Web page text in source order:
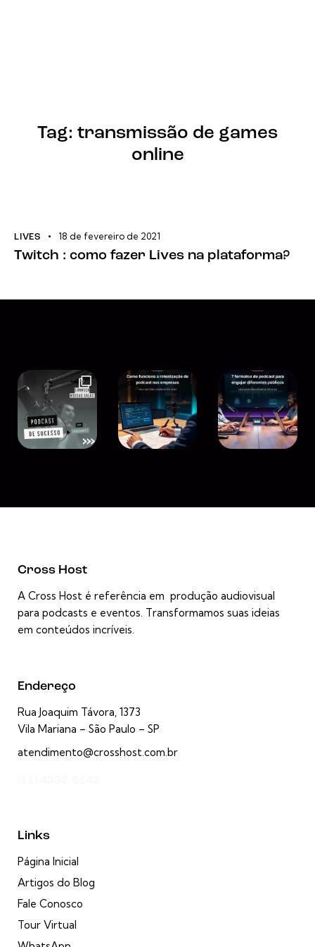
Tag: transmissão de games
online
LIVES 18 de fevereiro de 2021
Twitch : como fazer Lives na plataforma?
Cross Host
A Cross Host é referência em produção audiovisual
para podcasts e eventos. Transformamos suas ideias
em conteúdos incríveis.
Endereço
Rua Joaquim Távora, 1373
Vila Mariana – São Paulo – SP
atendimento@crosshost.com.br
Links
Página Inicial
Artigos do Blog
Fale Conosco
Tour Virtual